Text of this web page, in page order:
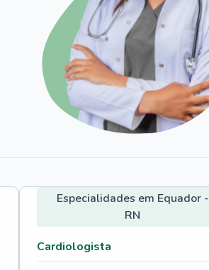
Especialidades em Equador -
RN
Cardiologista